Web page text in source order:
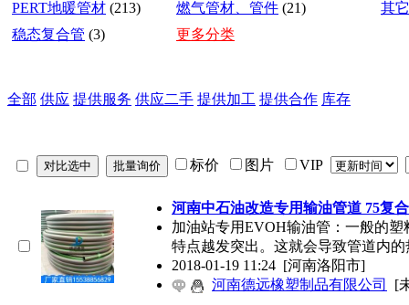
PERT地暖管材 (213) 燃气管材、管件 (21)
其它
稳态复合管 (3) 更多分类
全部 供应 提供服务 供应二手 提供加工 提供合作 库存
标价 图片 VIP
河南中石油改造专用输油管道 75复
加油站专用EVOH输油管：一般的
特点越发突出。这就会导致管道内的
2018-01-19 11:24 [河南洛阳市]
河南德远橡塑制品有限公司
[